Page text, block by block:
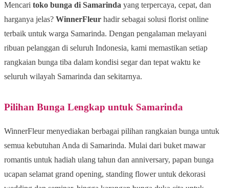
Mencari toko bunga di Samarinda yang terpercaya, cepat, dan
harganya jelas? WinnerFleur hadir sebagai solusi florist online
terbaik untuk warga Samarinda. Dengan pengalaman melayani
ribuan pelanggan di seluruh Indonesia, kami memastikan setiap
rangkaian bunga tiba dalam kondisi segar dan tepat waktu ke
seluruh wilayah Samarinda dan sekitarnya.
Pilihan Bunga Lengkap untuk Samarinda
WinnerFleur menyediakan berbagai pilihan rangkaian bunga untuk
semua kebutuhan Anda di Samarinda. Mulai dari buket mawar
romantis untuk hadiah ulang tahun dan anniversary, papan bunga
ucapan selamat grand opening, standing flower untuk dekorasi